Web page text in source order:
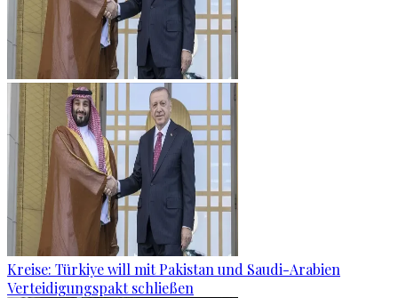
Kreise: Türkiye will mit Pakistan und Saudi-Arabien
Verteidigungspakt schließen